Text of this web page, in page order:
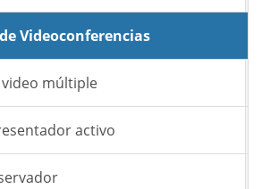
Videoconferencias
múltiple
activo